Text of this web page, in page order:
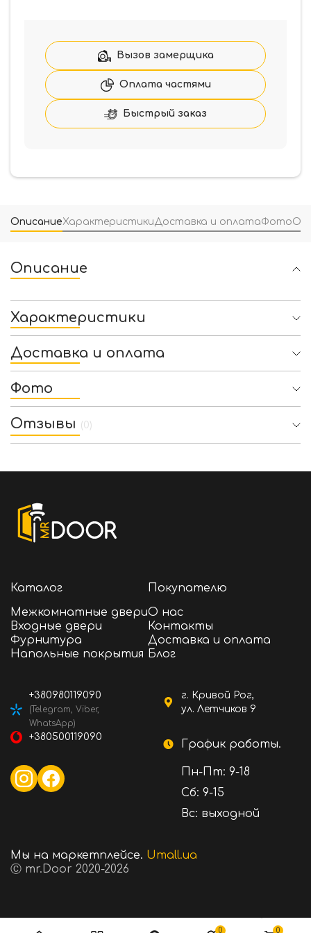
0 0
розетте
SYSTEM
Tara
HA
RO11
Вызов замерщика
Оплата частями
Быстрый заказ
ОписаниеХарактеристикиДоставка и оплатаФото
Описание
Характеристики
Доставка и оплата
Фото
Отзывы (0)
Каталог
Межкомнатные двери
Входные двери
Фурнитура
Напольные покрытия
Покупателю
О нас
Контакты
Доставка и оплата
Блог
г. Кривой Рог,
ул. Летчиков 9
График работы.
Пн-Пт: 9-18
Сб: 9-15
Вс: выходной
+380980119090
(Telegram, Viber,
WhatsApp)
+380500119090
Ⓒ mr.Door 2020-2026
Мы на маркетплейсе. Umall.ua